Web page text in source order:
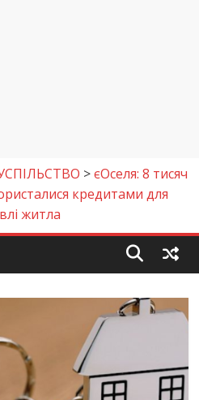
>єОселя: 8 тисяч
кредитами для
житла